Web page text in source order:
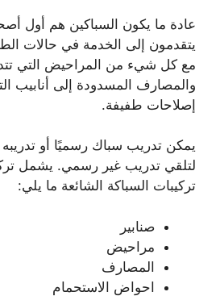
عادة ما يكون السباكين هم أول
يتقدمون إلى الخدمة في حالات
مع كل شيء من المراحيض التي
والمصارف المسدودة إلى أنابيب
إصلاحات طفيفة.
يمكن تدريب سباك رسميًا أو
لتلقي تدريب غير رسمي. يشمل
تركيبات السباكة الشائعة ما يلي:
صنابير
مراحيض
المصارف
احواض الاستحمام